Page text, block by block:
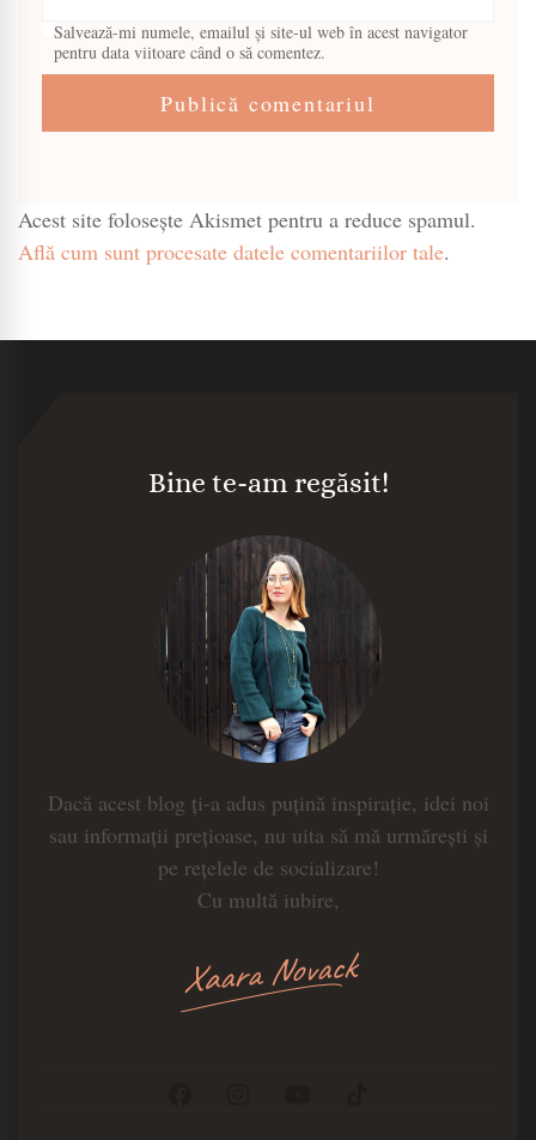
Salvează-mi numele, emailul și site-ul web în acest navigator
pentru data viitoare când o să comentez.
Acest site folosește Akismet pentru a reduce spamul.
Află cum sunt procesate datele comentariilor tale.
Bine te-am regăsit!
Dacă acest blog ți-a adus puțină inspirație, idei noi
sau informații prețioase, nu uita să mă urmărești și
pe rețelele de socializare!
Cu multă iubire,
Xaara Novack